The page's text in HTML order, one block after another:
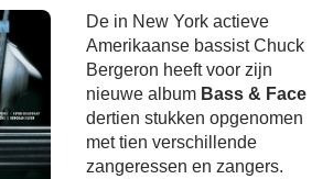
De in New York actieve
Amerikaanse bassist Chuck
Bergeron heeft voor zijn
nieuwe album Bass & Face
dertien stukken opgenomen
met tien verschillende
zangeressen en zangers.